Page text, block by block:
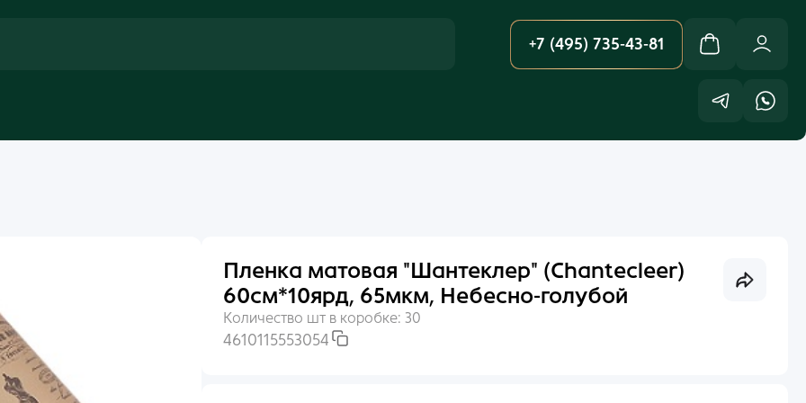
+7 (495) 735-43-81
Пленка матовая "Шантеклер" (Chantecleer)
60см*10ярд, 65мкм, Небесно-голубой
Количество шт в коробке: 30
4610115553054